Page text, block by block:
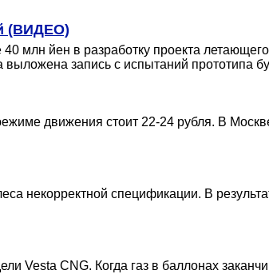
(ВИДЕО)
млн йен в разработку проекта
запись с испытаний прототипа
движения стоит 22-24 рубля. В
некорректной спецификации. В
Vesta CNG. Когда газ в баллонах